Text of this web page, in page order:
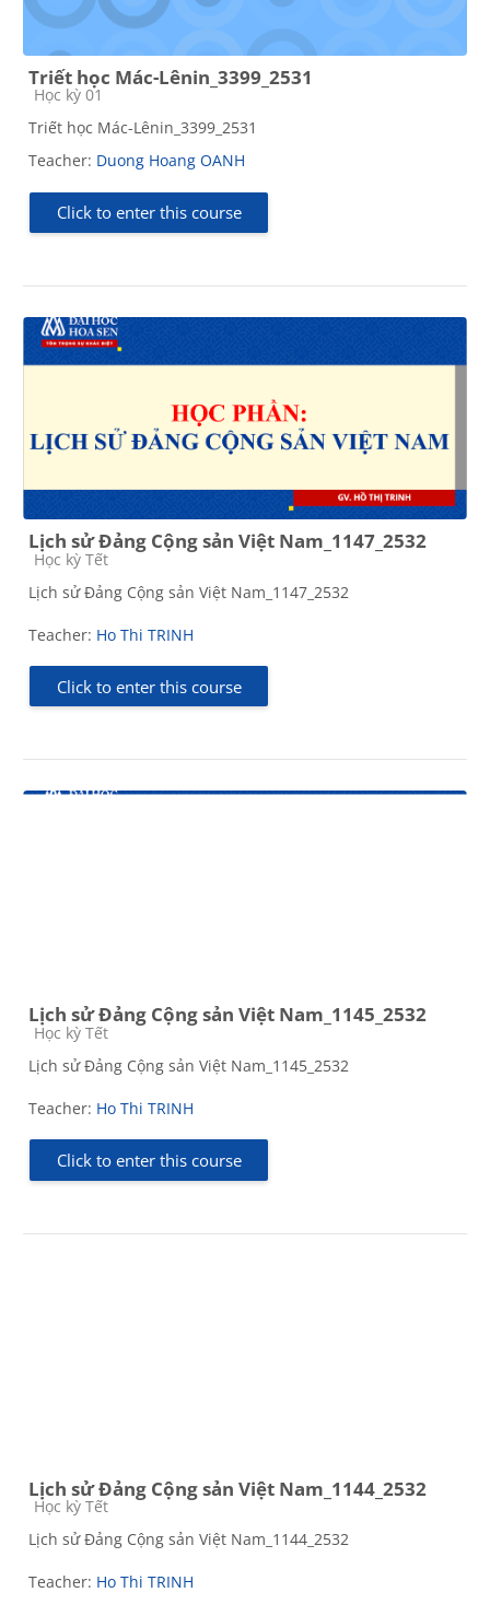
Triết học Mác-Lênin_3399_2531
Course category
Học kỳ 01
Triết học Mác-Lênin_3399_2531
Teacher: Duong Hoang OANH
Click to enter this course
Lịch sử Đảng Cộng sản Việt Nam_1147_2532
Course category
Học kỳ Tết
Lịch sử Đảng Cộng sản Việt Nam_1147_2532
Teacher: Ho Thi TRINH
Click to enter this course
Lịch sử Đảng Cộng sản Việt Nam_1145_2532
Course category
Học kỳ Tết
Lịch sử Đảng Cộng sản Việt Nam_1145_2532
Teacher: Ho Thi TRINH
Click to enter this course
Lịch sử Đảng Cộng sản Việt Nam_1144_2532
Course category
Học kỳ Tết
Lịch sử Đảng Cộng sản Việt Nam_1144_2532
Teacher: Ho Thi TRINH